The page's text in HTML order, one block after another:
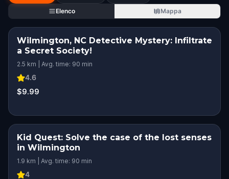
Elenco
Mappa
Wilmington, NC Detective Mystery: Infiltrate
a Secret Society!
2.5 km | Avg. time: 90 min
4.6
$9.99
Kid Quest: Solve the case of the lost senses
in Wilmington
1.9 km | Avg. time: 90 min
4